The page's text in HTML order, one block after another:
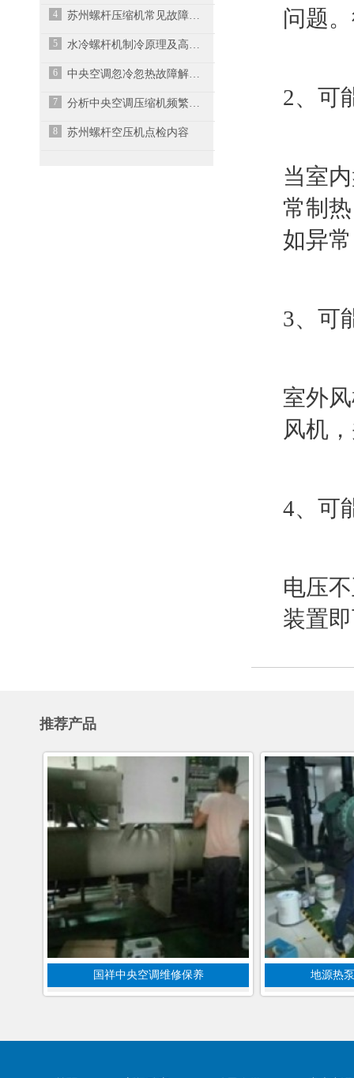
4 苏州螺杆压缩机常见故障与处理方法
5 水冷螺杆机制冷原理及高低压故障处理方法
6 中央空调忽冷忽热故障解决办法
7 分析中央空调压缩机频繁启动故障
8 苏州螺杆空压机点检内容
问题
2、可
当室
常制
如异
3、可
室外
风机
4、可
电压
装置
推荐产品
国祥中央空调维修保养 地源热